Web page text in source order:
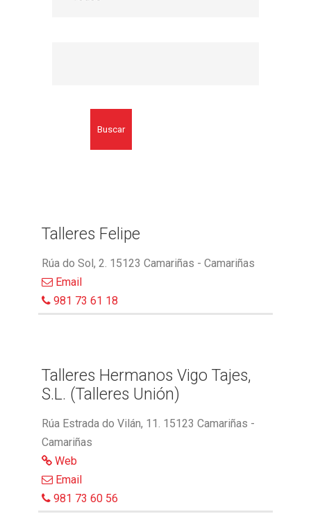
Buscar
Talleres Felipe
Rúa do Sol, 2. 15123 Camariñas - Camariñas
Email
981 73 61 18
Talleres Hermanos Vigo Tajes,
S.L. (Talleres Unión)
Rúa Estrada do Vilán, 11. 15123 Camariñas -
Camariñas
Web
Email
981 73 60 56